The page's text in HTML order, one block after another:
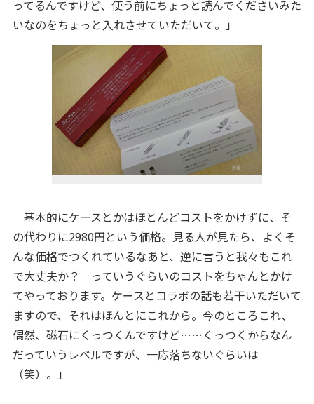
ってるんですけど、使う前にちょっと読んでくださいみた
いなのをちょっと入れさせていただいて。」
基本的にケースとかはほとんどコストをかけずに、そ
の代わりに2980円という価格。見る人が見たら、よくそ
んな価格でつくれているなあと、逆に言うと我々もこれ
で大丈夫か？ っていうぐらいのコストをちゃんとかけ
てやっております。ケースとコラボの話も若干いただいて
ますので、それはほんとにこれから。今のところこれ、
偶然、磁石にくっつくんですけど……くっつくからなん
だっていうレベルですが、一応落ちないぐらいは
（笑）。 」